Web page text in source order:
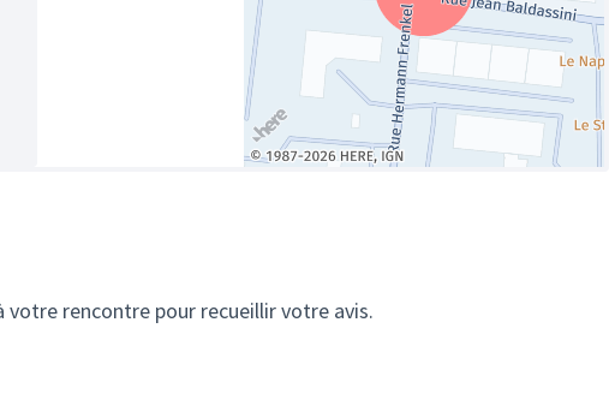
votre rencontre pour recueillir votre avis.